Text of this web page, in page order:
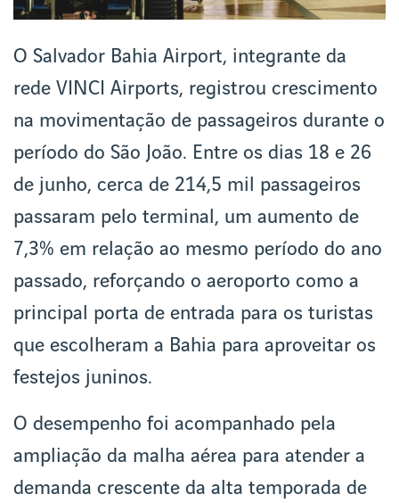
O Salvador Bahia Airport, integrante da
rede VINCI Airports, registrou crescimento
na movimentação de passageiros durante o
período do São João. Entre os dias 18 e 26
de junho, cerca de 214,5 mil passageiros
passaram pelo terminal, um aumento de
7,3% em relação ao mesmo período do ano
passado, reforçando o aeroporto como a
principal porta de entrada para os turistas
que escolheram a Bahia para aproveitar os
festejos juninos.
O desempenho foi acompanhado pela
ampliação da malha aérea para atender a
demanda crescente da alta temporada de